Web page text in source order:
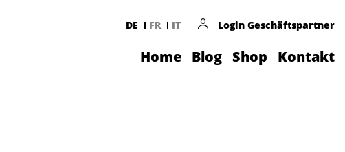
DE FR IT Login Geschäftspartner
Home Blog Shop Kontakt